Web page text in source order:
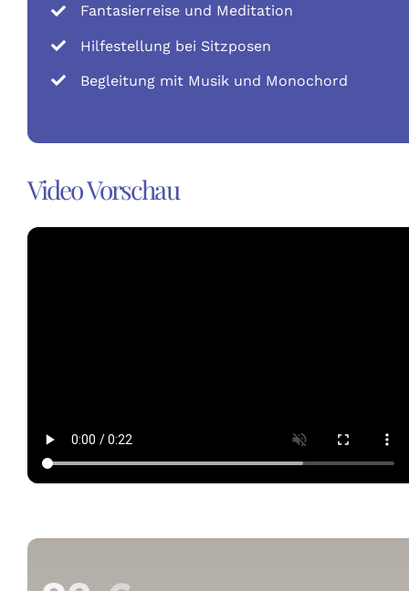
Fantasierreise und Meditation
Hilfestellung bei Sitzposen
Begleitung mit Musik und Monochord
Video Vorschau